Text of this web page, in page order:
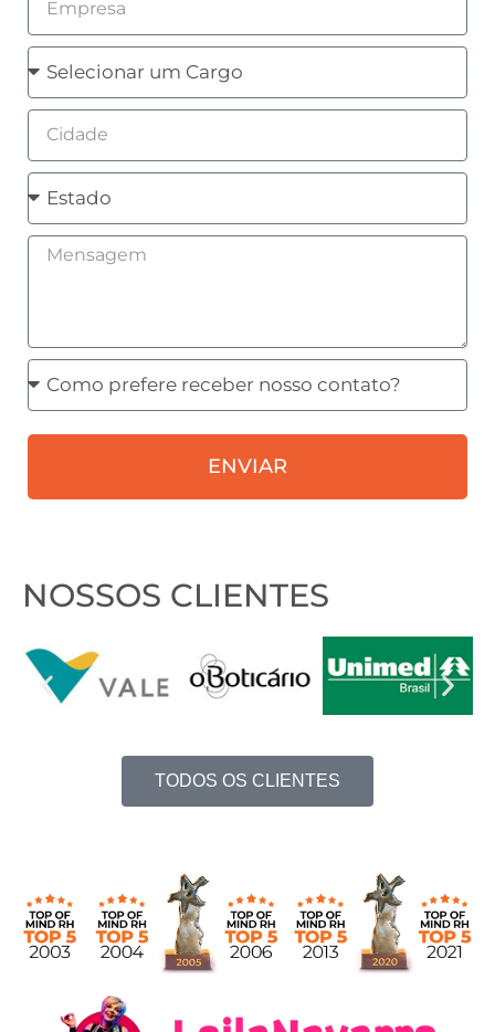
Cargo
Cidade
Estado
Mensagem
Como
prefere
receber
contato?
ENVIAR
NOSSOS CLIENTES
TODOS OS CLIENTES